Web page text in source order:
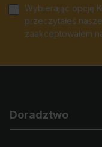
Wybierając opcję
przeczytałeś nasze
zaakceptowałem
Doradztwo